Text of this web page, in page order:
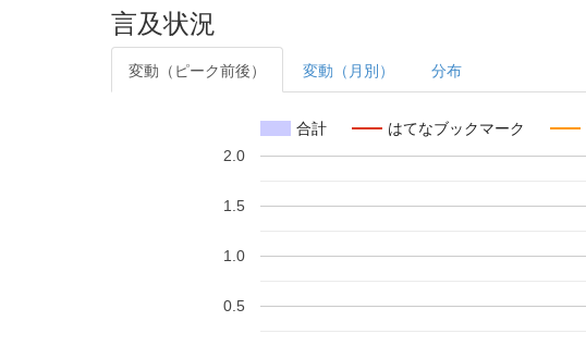
言及状況
変動（ピーク前後） 変動（月別） 分布
合計 はてなブックマーク
0.5
1.0
1.5
2.0